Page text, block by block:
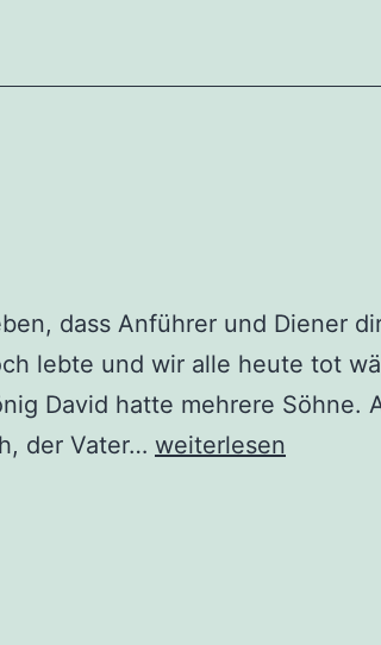
dass Anführer und Diener
lebte und wir alle heute tot
David hatte mehrere Söhne.
der Vater… Voller
weiterlesen